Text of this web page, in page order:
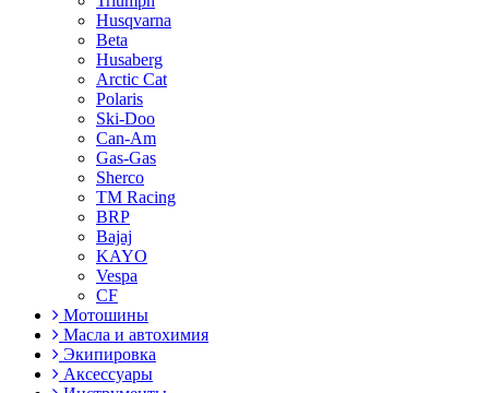
Husqvarna
Beta
Husaberg
Arctic Cat
Polaris
Ski-Doo
Can-Am
Gas-Gas
Sherco
TM Racing
BRP
Bajaj
KAYO
Vespa
CF
Мотошины
Масла и автохимия
Экипировка
Аксессуары